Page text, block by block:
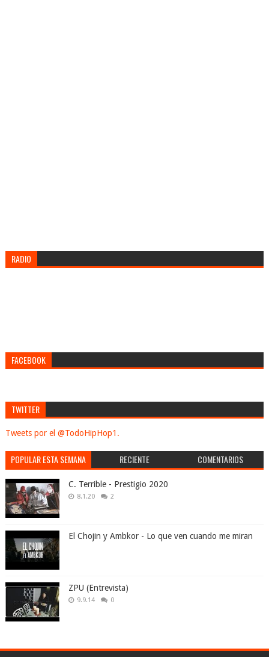
RADIO
FACEBOOK
TWITTER
Tweets por el @TodoHipHop1.
POPULAR ESTA SEMANA RECIENTE COMENTARIOS
C. Terrible - Prestigio 2020
8.1.20 2
El Chojin y Ambkor - Lo que ven cuando me miran
ZPU (Entrevista)
9.9.14 0